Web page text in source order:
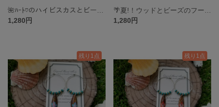
1,280円
1,280円
残り1点 残り1点